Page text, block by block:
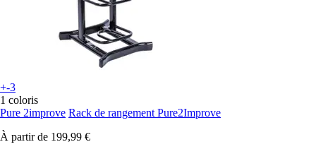
+-3
1 coloris
Pure 2improve Rack de rangement Pure2Improve
À partir de 199,99 €